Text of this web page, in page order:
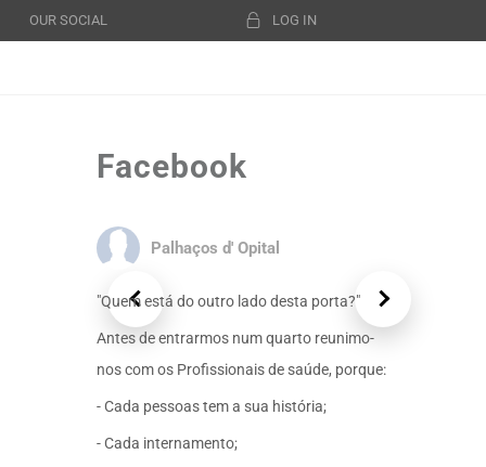
OUR SOCIAL LOG IN
Facebook
Palhaços d' Opital
"Quem está do outro lado desta porta?"
Antes de entrarmos num quarto reunimo-
nos com os Profissionais de saúde, porque:
- Cada pessoas tem a sua história;
- Cada internamento;